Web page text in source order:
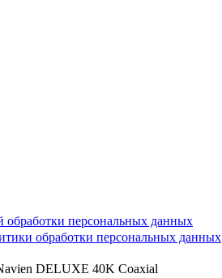
обработки персональных данных
обработки персональных данных
DELUXE 40K Coaxial